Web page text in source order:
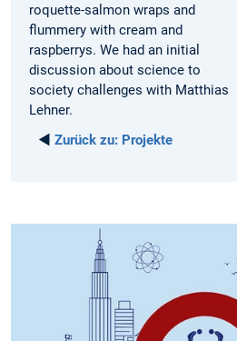
roquette-salmon wraps and
flummery with cream and
raspberrys. We had an initial
discussion about science to
society challenges with Matthias
Lehner.
◄ Zurück zu: Projekte